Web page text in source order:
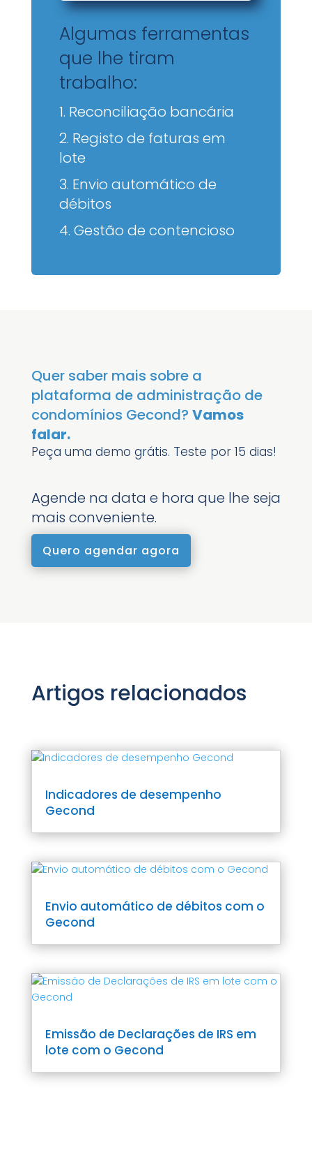
Algumas ferramentas
que lhe tiram
trabalho:
1. Reconciliação bancária
2. Registo de faturas em
lote
3. Envio automático de
débitos
4. Gestão de contencioso
Quer saber mais sobre a
plataforma de administração de
condomínios Gecond? Vamos
falar.
Peça uma demo grátis. Teste por 15 dias!
Agende na data e hora que lhe seja
mais conveniente.
Quero agendar agora
Artigos relacionados
Indicadores de desempenho
Gecond
Envio automático de débitos com o
Gecond
Emissão de Declarações de IRS em
lote com o Gecond